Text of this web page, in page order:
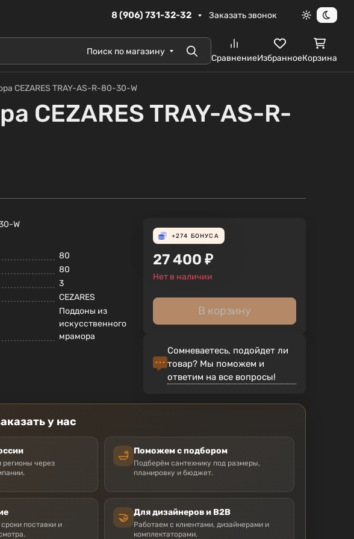
8 (906) 731-32-32 Заказать звонок
Светлая
Поиск по магазину ПоискСравнениеИзбранноеКорзина
CEZARES TRAY-AS-R-80-30-W
CEZARES TRAY-AS-R-
W
80
80
3
CEZARES
Поддоны из
искусственного
мрамора
+274 БОНУСА
27 400 ₽
Нет в наличии
В корзину
Сомневаетесь, подойдет ли
товар? Мы поможем и
ответим на все вопросы!
у нас
регионы через
🛁 Поможем с подбором
Подберём сантехнику под размеры,
планировку и бюджет.
поставки и
🤝 Для дизайнеров и B2B
Работаем с клиентами, дизайнерами и
комплектаторами.